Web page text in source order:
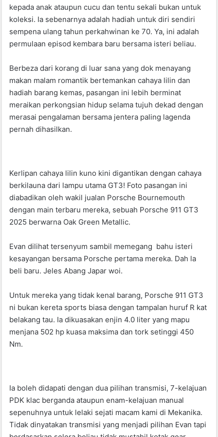
kepada anak ataupun cucu dan tentu sekali bukan untuk
koleksi. Ia sebenarnya adalah hadiah untuk diri sendiri
sempena ulang tahun perkahwinan ke 70. Ya, ini adalah
permulaan episod kembara baru bersama isteri beliau.
Berbeza dari korang di luar sana yang dok menayang
makan malam romantik bertemankan cahaya lilin dan
hadiah barang kemas, pasangan ini lebih berminat
meraikan perkongsian hidup selama tujuh dekad dengan
merasai pengalaman bersama jentera paling lagenda
pernah dihasilkan.
Kerlipan cahaya lilin kuno kini digantikan dengan cahaya
berkilauna dari lampu utama GT3! Foto pasangan ini
diabadikan oleh wakil jualan Porsche Bournemouth
dengan main terbaru mereka, sebuah Porsche 911 GT3
2025 berwarna Oak Green Metallic.
Evan dilihat tersenyum sambil memegang bahu isteri
kesayangan bersama Porsche pertama mereka. Dah la
beli baru. Jeles Abang Japar woi.
Untuk mereka yang tidak kenal barang, Porsche 911 GT3
ni bukan kereta sports biasa dengan tampalan huruf R kat
belakang tau. Ia dikuasakan enjin 4.0 liter yang mapu
menjana 502 hp kuasa maksima dan tork setinggi 450
Nm.
Ia boleh didapati dengan dua pilihan transmisi, 7-kelajuan
PDK klac berganda ataupun enam-kelajuan manual
sepenuhnya untuk lelaki sejati macam kami di Mekanika.
Tidak dinyatakan transmisi yang menjadi pilihan Evan tapi